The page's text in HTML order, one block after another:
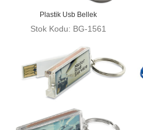
Plastik Usb Bellek
Stok Kodu: BG-1561